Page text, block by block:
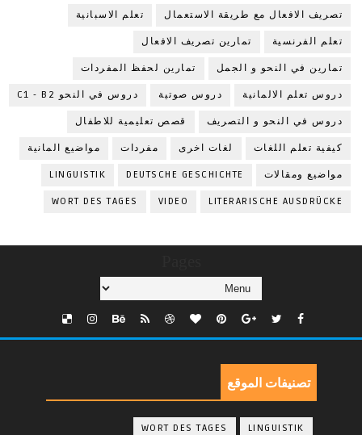
تصريف الافعال مع طريقة الاستعمال تعلم الاسبانية
تعلم الفرنسية تمارين تصريف الافعال
تمارين في النحو و الجمل تمارين لحفظ المفردات
دروس تعلم الالمانية دروس صوتية دروس في النحو C1 - B2
دروس في النحو و التصريف قصص تعليمية للاطفال
كيفية تعلم اللغات لغات اخرى مفردات مواضيع المانية
مواضيع ومقالات DEUTSCHE GESCHICHTE
LINGUISTIK
LITERARISCHE AUSDRÜCKE
VIDEO
WORT DES TAGES
تصنيفات الموقع
LINGUISTIK
WORT DES TAGES